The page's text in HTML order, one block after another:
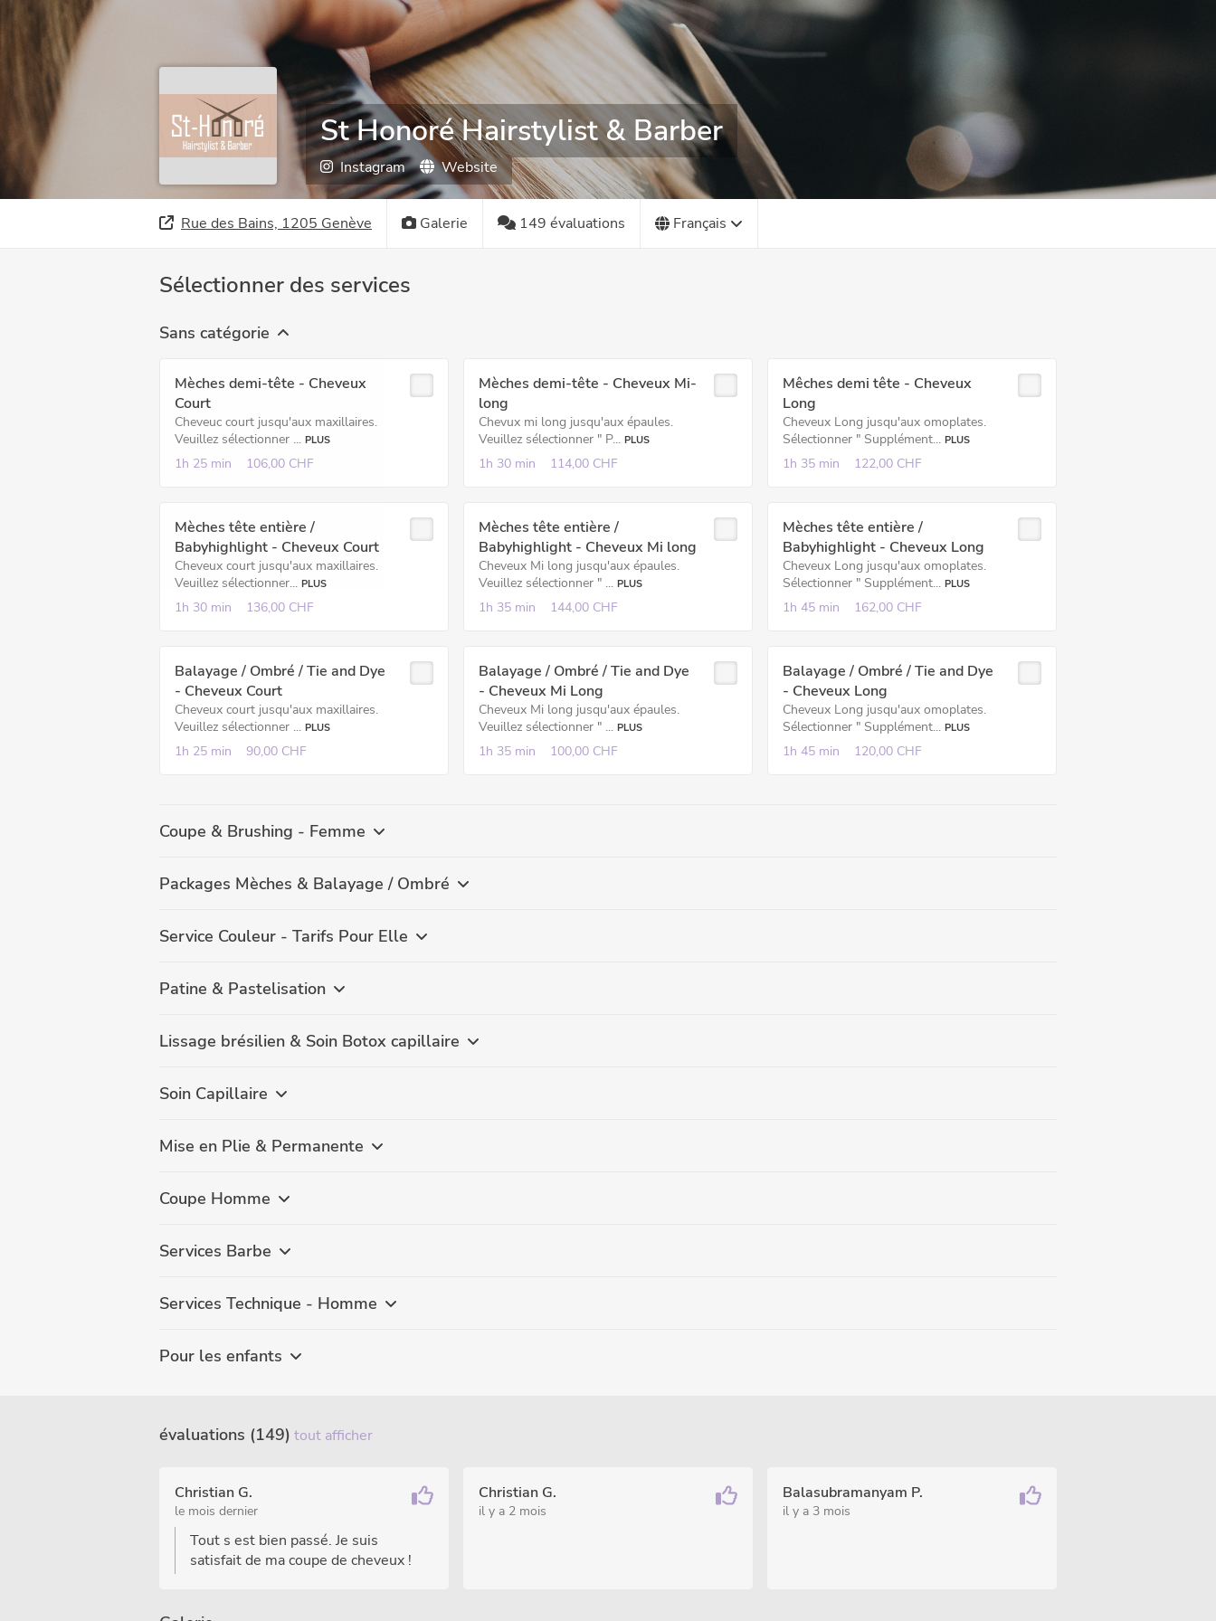
St Honoré Hairstylist & Barber
Instagram Website
Rue des Bains, 1205 Genève Galerie 149 évaluations Français
Sélectionner des services
Sans catégorie
Mèches demi-tête - Cheveux
Court
Cheveuc court jusqu'aux maxillaires.
Veuillez sélectionner ... PLUS
1h 25 min 106,00 CHF
Mèches demi-tête - Cheveux Mi-
long
Chevux mi long jusqu'aux épaules.
Veuillez sélectionner " P... PLUS
1h 30 min 114,00 CHF
Mêches demi tête - Cheveux
Long
Cheveux Long jusqu'aux omoplates.
Sélectionner " Supplément... PLUS
1h 35 min 122,00 CHF
Mèches tête entière /
Babyhighlight - Cheveux Court
Cheveux court jusqu'aux maxillaires.
Veuillez sélectionner... PLUS
1h 30 min 136,00 CHF
Mèches tête entière /
Babyhighlight - Cheveux Mi long
Cheveux Mi long jusqu'aux épaules.
Veuillez sélectionner " ... PLUS
1h 35 min 144,00 CHF
Mèches tête entière /
Babyhighlight - Cheveux Long
Cheveux Long jusqu'aux omoplates.
Sélectionner " Supplément... PLUS
1h 45 min 162,00 CHF
Balayage / Ombré / Tie and Dye
- Cheveux Court
Cheveux court jusqu'aux maxillaires.
Veuillez sélectionner ... PLUS
1h 25 min 90,00 CHF
Balayage / Ombré / Tie and Dye
- Cheveux Mi Long
Cheveux Mi long jusqu'aux épaules.
Veuillez sélectionner " ... PLUS
1h 35 min 100,00 CHF
Balayage / Ombré / Tie and Dye
- Cheveux Long
Cheveux Long jusqu'aux omoplates.
Sélectionner " Supplément... PLUS
1h 45 min 120,00 CHF
Coupe & Brushing - Femme
Packages Mèches & Balayage / Ombré
Service Couleur - Tarifs Pour Elle
Patine & Pastelisation
Lissage brésilien & Soin Botox capillaire
Soin Capillaire
Mise en Plie & Permanente
Coupe Homme
Services Barbe
Services Technique - Homme
Pour les enfants
évaluations (149) tout afficher
Christian G.
le mois dernier
Tout s est bien passé. Je suis
satisfait de ma coupe de cheveux !
Christian G.
il y a 2 mois
Balasubramanyam P.
il y a 3 mois